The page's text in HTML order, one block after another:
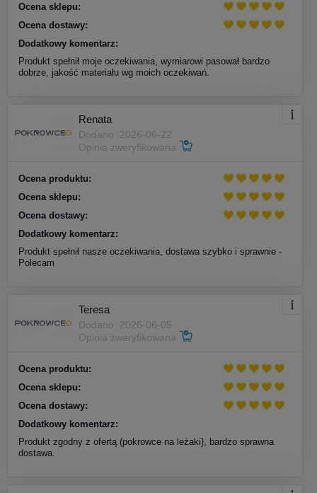
Ocena sklepu:
Ocena dostawy:
Dodatkowy komentarz:
Produkt spełnił moje oczekiwania, wymiarowi pasował bardzo
dobrze, jakość materiału wg moich oczekiwań.
Renata
Dodano: 2026-06-22
Opinia zweryfikowana
Ocena produktu:
Ocena sklepu:
Ocena dostawy:
Dodatkowy komentarz:
Produkt spełnił nasze oczekiwania, dostawa szybko i sprawnie -
Polecam
Teresa
Dodano: 2026-06-05
Opinia zweryfikowana
Ocena produktu:
Ocena sklepu:
Ocena dostawy:
Dodatkowy komentarz:
Produkt zgodny z ofertą (pokrowce na leżaki}, bardzo sprawna
dostawa.